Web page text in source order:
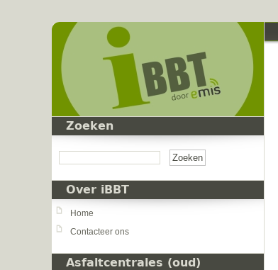
Zoeken
Over iBBT
Home
Contacteer ons
Asfaltcentrales (oud)